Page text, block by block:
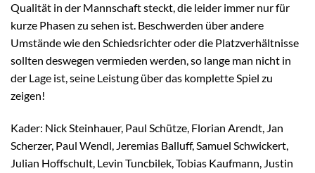
Qualität in der Mannschaft steckt, die leider immer nur für
kurze Phasen zu sehen ist. Beschwerden über andere
Umstände wie den Schiedsrichter oder die Platzverhältnisse
sollten deswegen vermieden werden, so lange man nicht in
der Lage ist, seine Leistung über das komplette Spiel zu
zeigen!
Kader: Nick Steinhauer, Paul Schütze, Florian Arendt, Jan
Scherzer, Paul Wendl, Jeremias Balluff, Samuel Schwickert,
Julian Hoffschult, Levin Tuncbilek, Tobias Kaufmann, Justin